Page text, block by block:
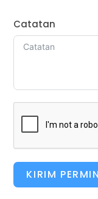
Catatan
KIRIM